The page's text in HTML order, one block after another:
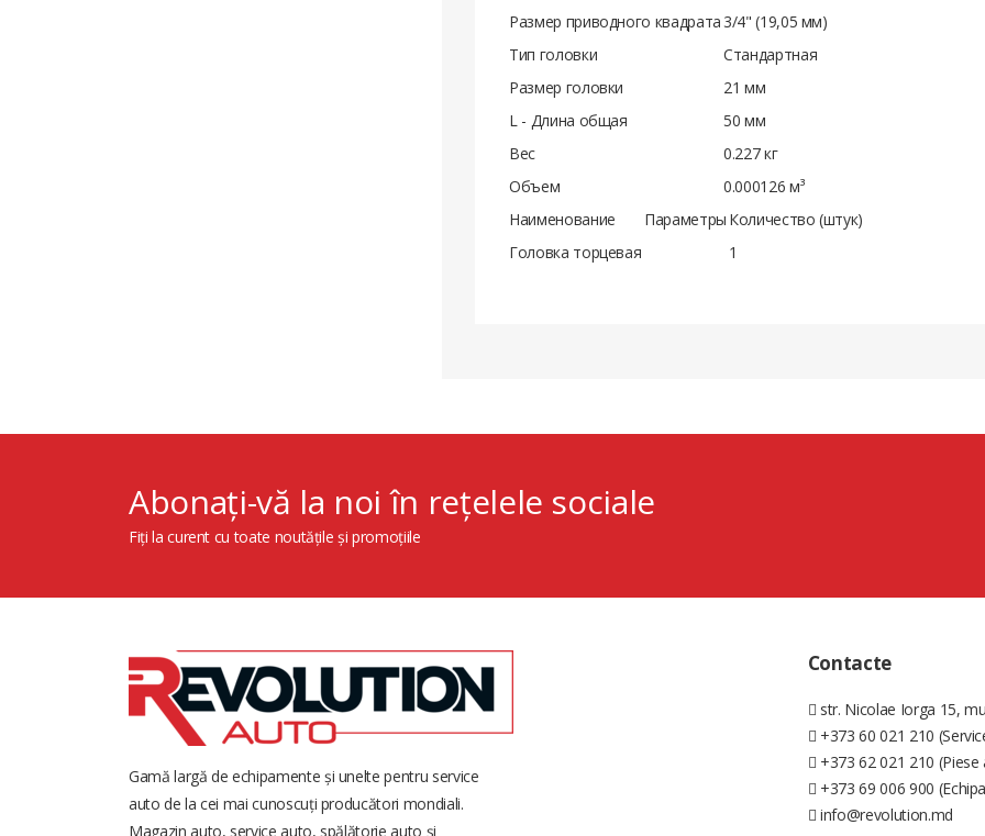
Размер приводного квадрата 3/4" (19,05 мм)
Тип головки
Стандартная
Размер головки
21 мм
L - Длина общая
50 мм
Вес
0.227 кг
Объем
0.000126 м³
Наименование
Параметры Количество (штук)
Головка торцевая
1
Abonați-vă la noi în rețelele sociale
Fiți la curent cu toate noutățile și promoțiile
Gamă largă de echipamente și unelte pentru service
auto de la cei mai cunoscuți producători mondiali.
Magazin auto, service auto, spălătorie auto și
Contacte
str. Nicolae Iorga 15,
+373 60 021 210
+373 62 021 210 (Piese
+373 69 006 900
info@revolution.md